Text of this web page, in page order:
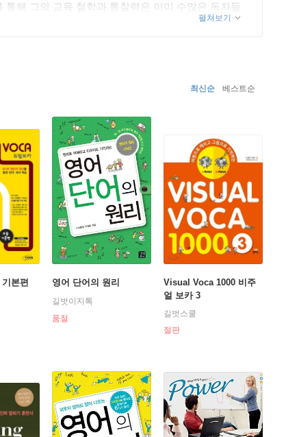
해 그의 교육 철학과 통찰력은 이미 수많은 독자들
진화했다. 그는 우리말과 영어의 구조적 차이를 단
펼쳐보기
최신순 베스트순
본편 영어 단어의 원리
길벗이지톡
품절
Visual Voca 1000 비주
얼 보카 3
길벗스쿨
절판